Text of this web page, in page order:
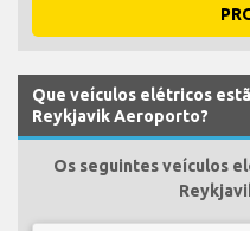
Que veículos elétricos
Reykjavik Aeroporto?
Os seguintes veículos